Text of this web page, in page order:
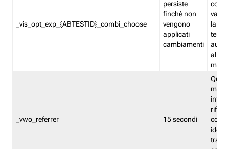
_vis_opt_exp_{ABTESTID}_combi_choose
persiste
finchè non
vengono
applicati
cambiamenti
la
test.
_vwo_referrer 15 secondi